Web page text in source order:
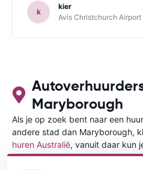
k
kier
Avis Christchurch Airport
Maryborough
Als je op zoek bent naar een
andere stad dan Maryborough,
huren Australië, vanuit daar kun
stad in Australië je een auto